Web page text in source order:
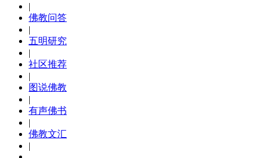
|
佛教问答
|
五明研究
|
社区推荐
|
图说佛教
|
有声佛书
|
佛教文汇
|